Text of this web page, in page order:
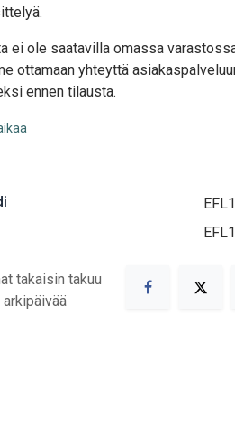
ei ole saatavilla omassa
ottamaan yhteyttä
ennen tilausta.
takaisin takuu